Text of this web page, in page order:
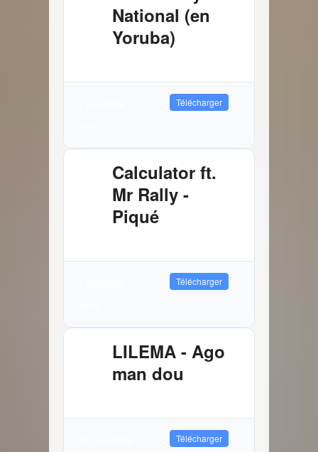
National (en
Yoruba)
Télécharger
Calculator ft.
Mr Rally -
Piqué
Télécharger
LILEMA - Ago
man dou
Télécharger